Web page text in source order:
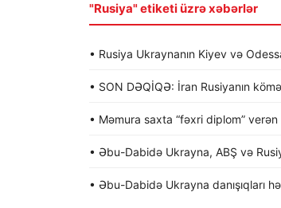
"Rusiya" etiketi üzrə xəbərlər
• Rusiya Ukraynanın Kiyev və
• SON DƏQİQƏ: İran Rusiyanın
• Məmura saxta “fəxri diplom”
• Əbu-Dabidə Ukrayna, ABŞ və
• Əbu-Dabidə Ukrayna danışıqları